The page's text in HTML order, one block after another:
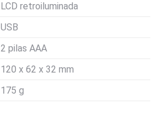
LCD retroiluminada
USB
2 pilas AAA
120 x 62 x 32 mm
175 g